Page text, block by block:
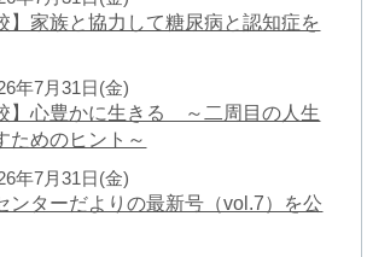
】家族と協力して糖尿病と認知症を
年7月31日(金)
】心豊かに生きる ～二周目の人生
ためのヒント～
年7月31日(金)
ンターだよりの最新号（vol.7）を公